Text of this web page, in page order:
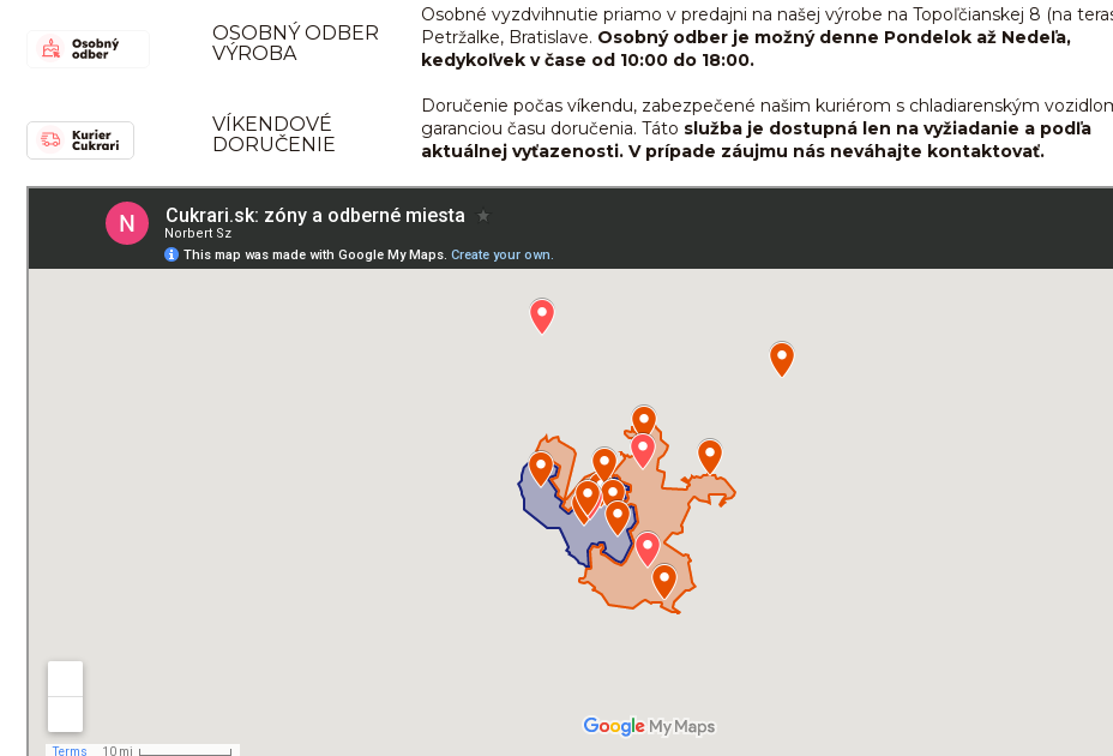
OSOBNÝ ODBER
VÝROBA
Osobné vyzdvihnutie priamo v predajni na našej výrobe na Topoľčianskej 8 (na
Petržalke, Bratislave. Osobný odber je možný denne Pondelok až Nedeľa,
kedykoľvek v čase od 10:00 do 18:00.
VÍKENDOVÉ
DORUČENIE
Doručenie počas víkendu, zabezpečené našim kuriérom s chladiarenským
garanciou času doručenia. Táto služba je dostupná len na vyžiadanie a podľa
aktuálnej vyťazenosti. V prípade záujmu nás neváhajte kontaktovať.